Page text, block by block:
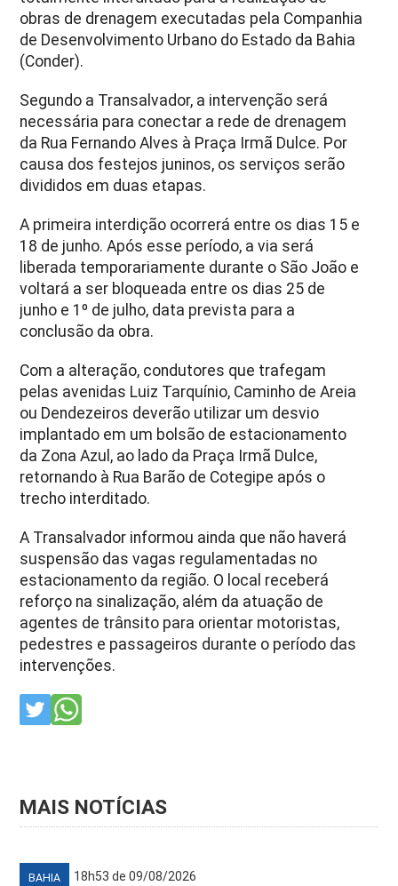
obras de drenagem executadas pela Companhia
de Desenvolvimento Urbano do Estado da Bahia
(Conder).
Segundo a Transalvador, a intervenção será
necessária para conectar a rede de drenagem
da Rua Fernando Alves à Praça Irmã Dulce. Por
causa dos festejos juninos, os serviços serão
divididos em duas etapas.
A primeira interdição ocorrerá entre os dias 15 e
18 de junho. Após esse período, a via será
liberada temporariamente durante o São João e
voltará a ser bloqueada entre os dias 25 de
junho e 1º de julho, data prevista para a
conclusão da obra.
Com a alteração, condutores que trafegam
pelas avenidas Luiz Tarquínio, Caminho de Areia
ou Dendezeiros deverão utilizar um desvio
implantado em um bolsão de estacionamento
da Zona Azul, ao lado da Praça Irmã Dulce,
retornando à Rua Barão de Cotegipe após o
trecho interditado.
A Transalvador informou ainda que não haverá
suspensão das vagas regulamentadas no
estacionamento da região. O local receberá
reforço na sinalização, além da atuação de
agentes de trânsito para orientar motoristas,
pedestres e passageiros durante o período das
intervenções.
MAIS NOTÍCIAS
BAHIA 18h53 de 09/08/2026